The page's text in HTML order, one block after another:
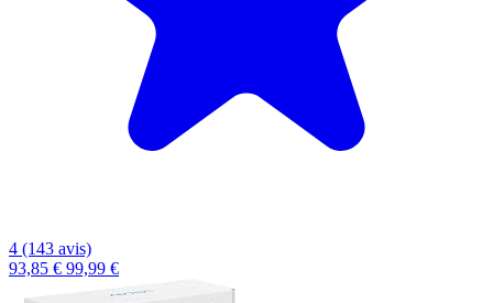
4 (143 avis)
93,85 € 99,99 €